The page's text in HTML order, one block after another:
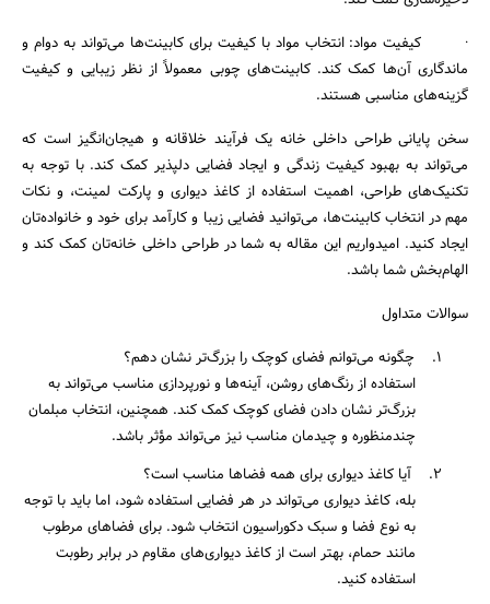
· کیفیت مواد: انتخاب مواد با کیفیت برای کابینت‌ها می‌تواند به دوام و
ماندگاری آن‌ها کمک کند. کابینت‌های چوبی معمولاً از نظر زیبایی و کیفیت
گزینه‌های مناسبی هستند.
سخن پایانی طراحی داخلی خانه یک فرآیند خلاقانه و هیجان‌انگیز است که
می‌تواند به بهبود کیفیت زندگی و ایجاد فضایی دلپذیر کمک کند. با توجه به
تکنیک‌های طراحی، اهمیت استفاده از کاغذ دیواری و پارکت لمینت، و نکات
مهم در انتخاب کابینت‌ها، می‌توانید فضایی زیبا و کارآمد برای خود و خانواده‌تان
ایجاد کنید. امیدواریم این مقاله به شما در طراحی داخلی خانه‌تان کمک کند و
الهام‌بخش شما باشد.
سوالات متداول
1. چگونه می‌توانم فضای کوچک را بزرگ‌تر نشان دهم؟
استفاده از رنگ‌های روشن، آینه‌ها و نورپردازی مناسب می‌تواند به
بزرگ‌تر نشان دادن فضای کوچک کمک کند. همچنین، انتخاب مبلمان
چندمنظوره و چیدمان مناسب نیز می‌تواند مؤثر باشد.
2. آیا کاغذ دیواری برای همه فضاها مناسب است؟
بله، کاغذ دیواری می‌تواند در هر فضایی استفاده شود، اما باید با توجه
به نوع فضا و سبک دکوراسیون انتخاب شود. برای فضاهای مرطوب
مانند حمام، بهتر است از کاغذ دیواری‌های مقاوم در برابر رطوبت
استفاده کنید.